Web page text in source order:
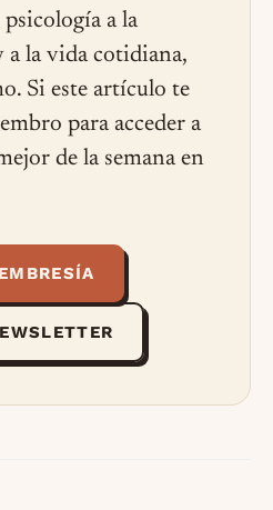
a la
a la vida cotidiana,
Si este artículo te
para acceder a
de la semana en